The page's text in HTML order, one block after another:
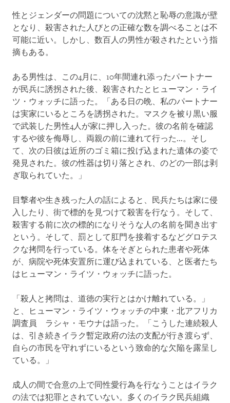
性とジェンダーの問題についての沈黙と恥辱の意識が壁
となり、殺害された人びとの正確な数を調べることは不
可能に近い。しかし、数百人の男性が殺されたという指
摘もある。
ある男性は、この4月に、10年間連れ添ったパートナー
が民兵に誘拐された後、殺害されたとヒューマン・ライ
ツ・ウォッチに語った。「ある日の晩、私のパートナー
は実家にいるところを誘拐された。マスクを被り黒い服
で武装した男性4人が家に押し入った。彼の名前を確認
するや彼を侮辱し、両親の前に連れて行った...。そし
て、次の日彼は近所のゴミ箱に投げ込まれた遺体の姿で
発見された。彼の性器は切り落とされ、のどの一部は剥
ぎ取られていた。」
目撃者や生き残った人の話によると、民兵たちは家に侵
入したり、街で標的を見つけて殺害を行なう。そして、
殺害する前に次の標的になりそうな人の名前を聞き出す
という。そして、罰として肛門を接着するなどグロテス
クな拷問を行っている。体をそぎとられた患者や死体
が、病院や死体安置所に運び込まれている、と医者たち
はヒューマン・ライツ・ウォッチに語った。
「殺人と拷問は、道徳の実行とはかけ離れている。」
と、ヒューマン・ライツ・ウォッチの中東・北アフリカ
調査員 ラシャ・モウナは語った。「こうした連続殺人
は、引き続きイラク暫定政府の法の支配が行き渡らず、
自らの市民を守れずにいるという致命的な欠陥を露呈し
ている。」
成人の間で合意の上で同性愛行為を行なうことはイラク
の法では犯罪とされていない。多くのイラク民兵組織